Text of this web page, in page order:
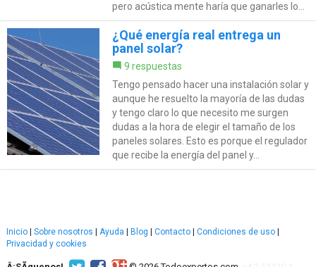
pero acústica mente haría que ganarles lo...
¿Qué energía real entrega un
panel solar?
9 respuestas
Tengo pensado hacer una instalación solar y
aunque he resuelto la mayoría de las dudas
y tengo claro lo que necesito me surgen
dudas a la hora de elegir el tamaño de los
paneles solares. Esto es porque el regulador
que recibe la energía del panel y...
Inicio Sobre nosotros Ayuda Blog Contacto Condiciones de uso
Privacidad y cookies